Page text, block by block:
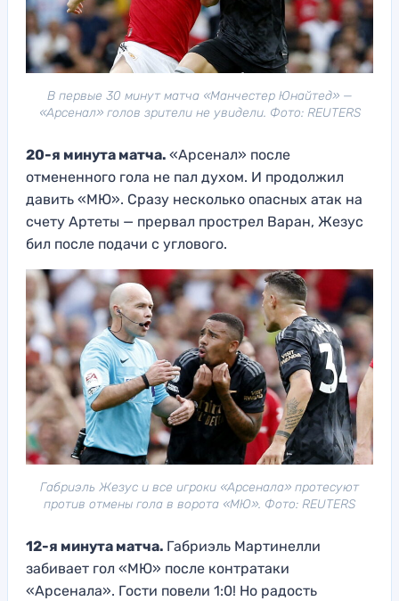
В первые 30 минут матча «Манчестер Юнайтед» —
«Арсенал» голов зрители не увидели. Фото: REUTERS
20-я минута матча. «Арсенал» после
отмененного гола не пал духом. И продолжил
давить «МЮ». Сразу несколько опасных атак на
счету Артеты — прервал прострел Варан, Жезус
бил после подачи с углового.
Габриэль Жезус и все игроки «Арсенала» протесуют
против отмены гола в ворота «МЮ». Фото: REUTERS
12-я минута матча. Габриэль Мартинелли
забивает гол «МЮ» после контратаки
«Арсенала». Гости повели 1:0! Но радость